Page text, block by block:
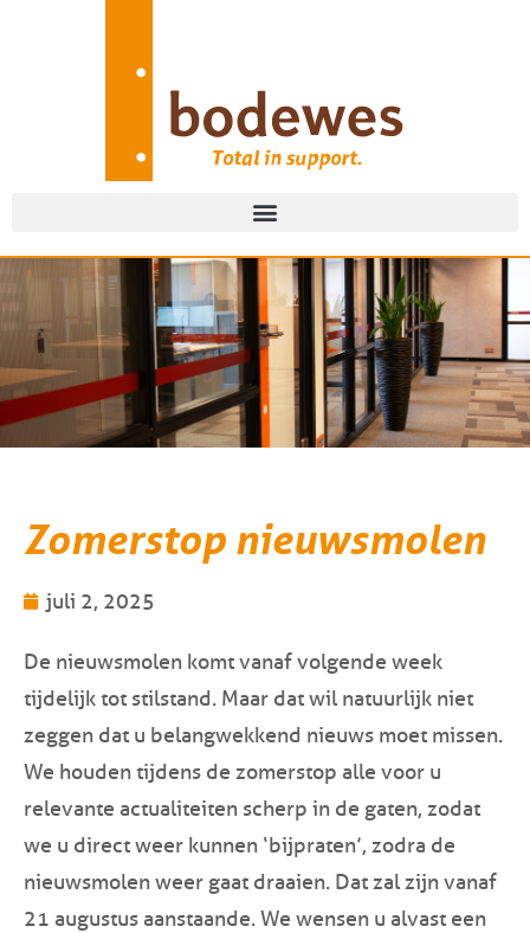
Zomerstop nieuwsmolen
juli 2, 2025
De nieuwsmolen komt vanaf volgende week
tijdelijk tot stilstand. Maar dat wil natuurlijk niet
zeggen dat u belangwekkend nieuws moet missen.
We houden tijdens de zomerstop alle voor u
relevante actualiteiten scherp in de gaten, zodat
we u direct weer kunnen ‘bijpraten’, zodra de
nieuwsmolen weer gaat draaien. Dat zal zijn vanaf
21 augustus aanstaande. We wensen u alvast een